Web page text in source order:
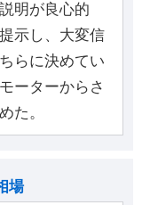
明が良心的
示し、大変信
らに決めてい
ーターからさ
た。
場